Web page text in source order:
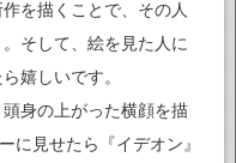
を描くことで、その人
そして、絵を見た人に
嬉しいです。
身の上がった横顔を描
に見せたら『イデオン』